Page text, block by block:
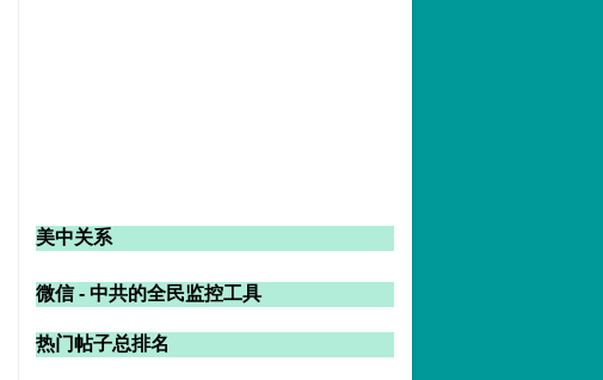
美中关系
微信 - 中共的全民监控工具
热门帖子总排名